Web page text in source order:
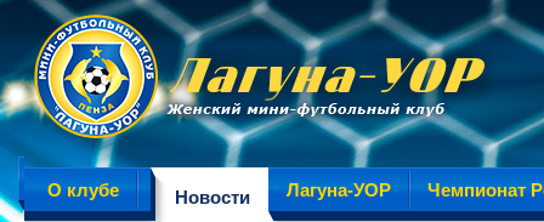
О клубе Новости Лагуна-УОР Чемпионат